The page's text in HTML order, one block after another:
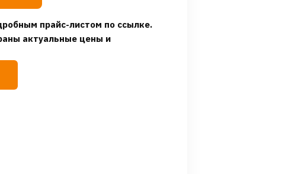
прайс-листом по ссылке.
актуальные цены и